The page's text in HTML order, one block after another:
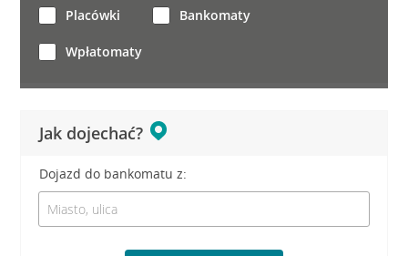
Jak dojechać?
Dojazd do bankomatu z:
Placówki Bankomaty
Wpłatomaty